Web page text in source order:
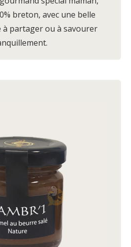
breton, avec une belle
à partager ou à savourer